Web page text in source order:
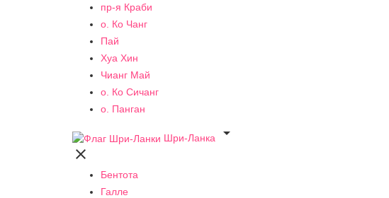
пр-я Краби
о. Ко Чанг
Пай
Хуа Хин
Чианг Май
о. Ко Сичанг
о. Панган
Шри-Ланка


Бентота
Галле